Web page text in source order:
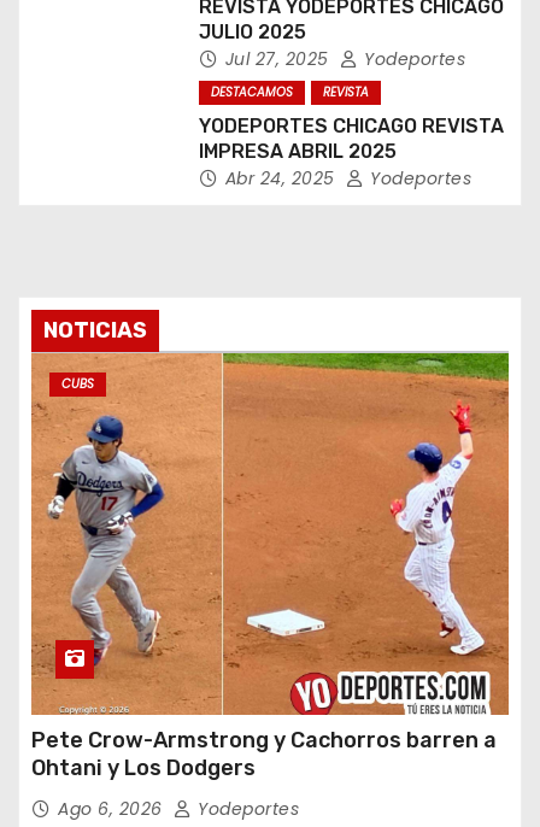
REVISTA YODEPORTES CHICAGO
JULIO 2025
Jul 27, 2025 Yodeportes
DESTACAMOS REVISTA
YODEPORTES CHICAGO REVISTA
IMPRESA ABRIL 2025
Abr 24, 2025 Yodeportes
NOTICIAS
CUBS
Pete Crow-Armstrong y Cachorros barren a
Ohtani y Los Dodgers
Ago 6, 2026 Yodeportes